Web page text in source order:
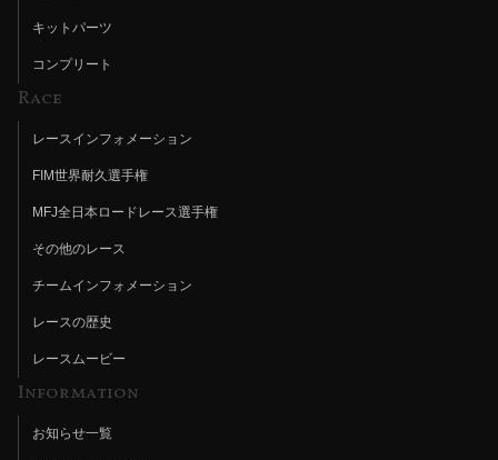
キットパーツ
コンプリート
Race
レースインフォメーション
FIM世界耐久選手権
MFJ全日本ロードレース選手権
その他のレース
チームインフォメーション
レースの歴史
レースムービー
Information
お知らせ一覧